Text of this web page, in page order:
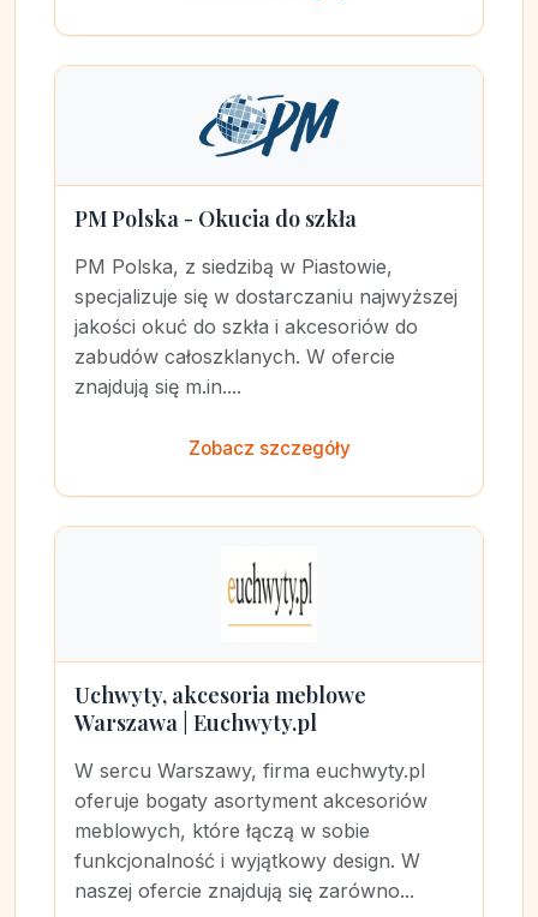
PM Polska - Okucia do szkła
PM Polska, z siedzibą w Piastowie,
specjalizuje się w dostarczaniu najwyższej
jakości okuć do szkła i akcesoriów do
zabudów całoszklanych. W ofercie
znajdują się m.in....
Zobacz szczegóły
Uchwyty, akcesoria meblowe
Warszawa | Euchwyty.pl
W sercu Warszawy, firma euchwyty.pl
oferuje bogaty asortyment akcesoriów
meblowych, które łączą w sobie
funkcjonalność i wyjątkowy design. W
naszej ofercie znajdują się zarówno...